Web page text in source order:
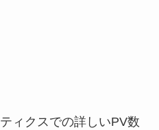
ィクスでの詳しいPV数